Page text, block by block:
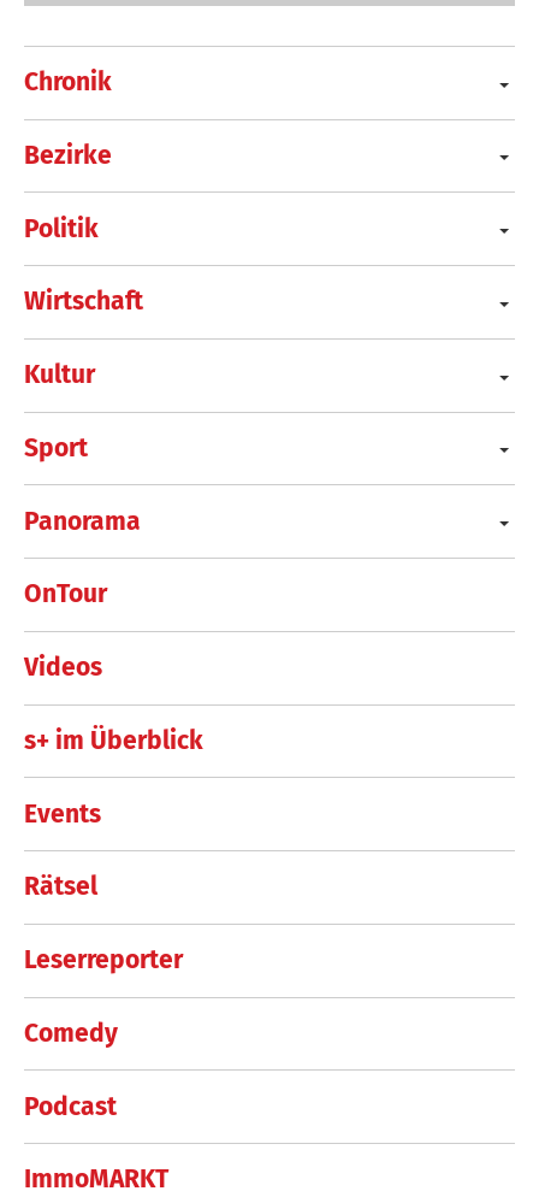
Chronik
Bezirke
Politik
Wirtschaft
Kultur
Sport
Panorama
OnTour
Videos
s+ im Überblick
Events
Rätsel
Leserreporter
Comedy
Podcast
ImmoMARKT